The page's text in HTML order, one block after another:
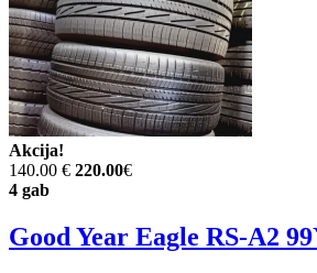
Akcija!
140.00 € 220.00€
4 gab
Good Year Eagle RS-A2